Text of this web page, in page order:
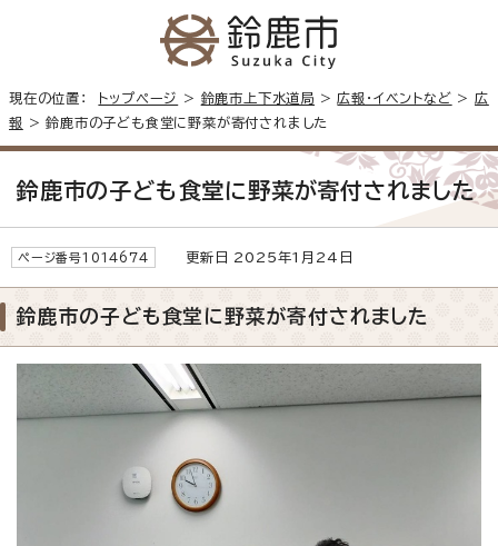
現在の位置： トップページ > 鈴鹿市上下水道局 >広報・イベントなど >広
報 > 鈴鹿市の子ども食堂に野菜が寄付されました
鈴鹿市の子ども食堂に野菜が寄付されました
ページ番号1014674 更新日 2025年1月24日
鈴鹿市の子ども食堂に野菜が寄付されました